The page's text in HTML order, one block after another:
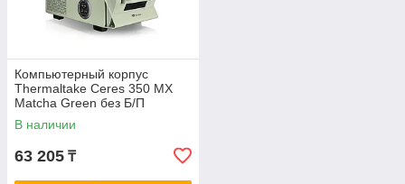
Компьютерный корпус
Thermaltake Ceres 350 MX
Matcha Green без Б/П
В наличии
63 205 ₸